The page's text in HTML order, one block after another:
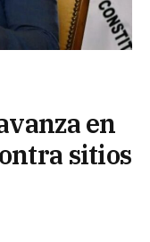
en
sitios